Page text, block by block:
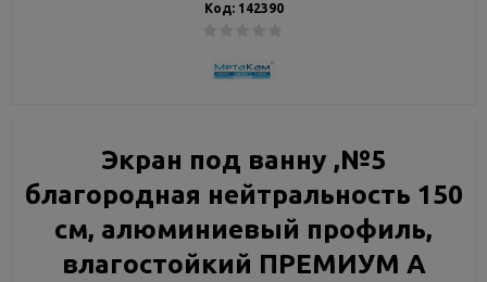
Код: 142390
Экран под ванну ,№5
благородная нейтральность 150
см, алюминиевый профиль,
влагостойкий ПРЕМИУМ А